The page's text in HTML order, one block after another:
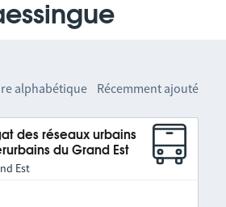
alphabétique Récemment ajouté
des réseaux urbains
du Grand Est
Est